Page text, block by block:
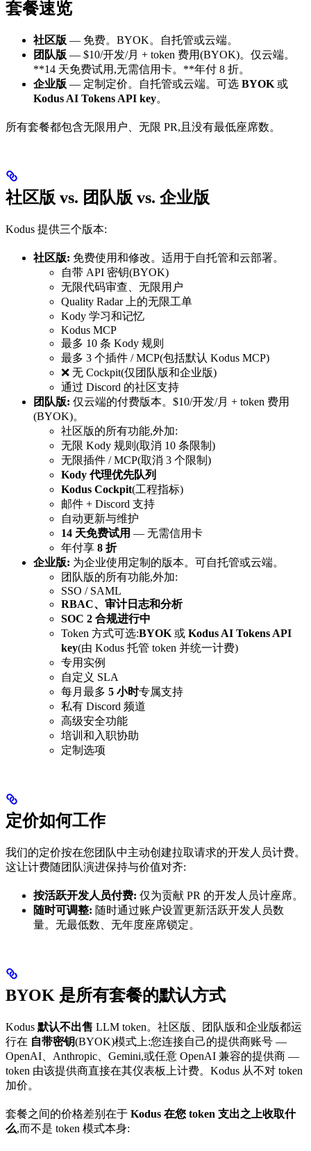
套餐速览
社区版 — 免费。BYOK。自托管或云端。
团队版 — $10/开发/月 + token 费用(BYOK)。仅云端。
**14 天免费试用,无需信用卡。**年付 8 折。
企业版 — 定制定价。自托管或云端。可选 BYOK 或
Kodus AI Tokens API key。
所有套餐都包含无限用户、无限 PR,且没有最低座席数。
社区版 vs. 团队版 vs. 企业版
Kodus 提供三个版本:
社区版: 免费使用和修改。适用于自托管和云部署。
自带 API 密钥(BYOK)
无限代码审查、无限用户
Quality Radar 上的无限工单
Kody 学习和记忆
Kodus MCP
最多 10 条 Kody 规则
最多 3 个插件 / MCP(包括默认 Kodus MCP)
❌ 无 Cockpit(仅团队版和企业版)
通过 Discord 的社区支持
团队版: 仅云端的付费版本。$10/开发/月 + token 费用
(BYOK)。
社区版的所有功能,外加:
无限 Kody 规则(取消 10 条限制)
无限插件 / MCP(取消 3 个限制)
Kody 代理优先队列
Kodus Cockpit(工程指标)
邮件 + Discord 支持
自动更新与维护
14 天免费试用 — 无需信用卡
年付享 8 折
企业版: 为企业使用定制的版本。可自托管或云端。
团队版的所有功能,外加:
SSO / SAML
RBAC、审计日志和分析
SOC 2 合规进行中
Token 方式可选:BYOK 或 Kodus AI Tokens API
key(由 Kodus 托管 token 并统一计费)
专用实例
自定义 SLA
每月最多 5 小时专属支持
私有 Discord 频道
高级安全功能
培训和入职协助
定制选项
定价如何工作
我们的定价按在您团队中主动创建拉取请求的开发人员计费。
这让计费随团队演进保持与价值对齐:
按活跃开发人员付费: 仅为贡献 PR 的开发人员计座席。
随时可调整: 随时通过账户设置更新活跃开发人员数
量。无最低数、无年度座席锁定。
BYOK 是所有套餐的默认方式
Kodus 默认不出售 LLM token。社区版、团队版和企业版都运
行在 自带密钥(BYOK)模式上:您连接自己的提供商账号 —
OpenAI、Anthropic、Gemini,或任意 OpenAI 兼容的提供商 —
token 由该提供商直接在其仪表板上计费。Kodus 从不对 token
加价。
套餐之间的价格差别在于 Kodus 在您 token 支出之上收取什
么,而不是 token 模式本身: